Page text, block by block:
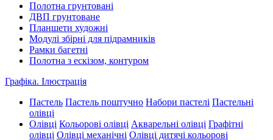
Полотна грунтовані
ДВП грунтоване
Планшети художні
Модулі збірні для підрамників
Рамки багетні
Полотна з ескізом, контуром
Графіка. Ілюстрація
Пастель Пастель поштучно Набори пастелі Пастельні
олівці
Олівці Кольорові олівці Акварельні олівці Графітні
олівці Олівці механічні Олівці дитячі кольорові